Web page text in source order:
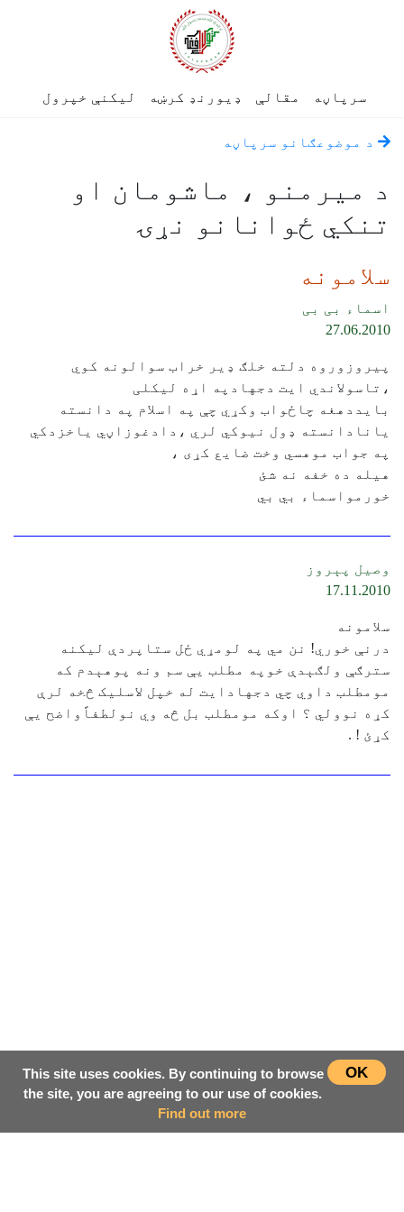
سرپاڼه مقالې ډیورنډ کرښه لیکنې خپرول
د موضوعګانو سرپاڼه
د میرمنو ، ماشومان او
تنکي ځوانانو نړۍ
سلامونه
اسماء بی بی
27.06.2010
پیروزوروه دلته خلګ ډیر خراب سوالونه کوي
،تاسولاندي ايت دجهادپه اړه لیکلی
بایددهغه چاځواب وکړي چې په اسلام په دانسته
یانادانسته ډول نیوکي لري ،دادغوزاڼي یاخزدکي
په جواب موهسي وخت ضايع کړی ،
هیله ده خفه نه شئ
خورمواسماء بي بي
وصيل پېروز
17.11.2010
سلامونه
درنې خوري! نن مي په لومړي ځل ستاپردې ليکنه
سترګې ولګېدې خوپه مطلب يې سم ونه پوهېدم که
مومطلب داوي چي دجهادايت له خپل لاسليک څخه لرې
کړه نوولي ؟ اوکه مومطلب بل څه وي نولطفاًواضح يې
کړئ ! .
OK
This site uses cookies. By continuing to browse
the site, you are agreeing to our use of cookies.
Find out more